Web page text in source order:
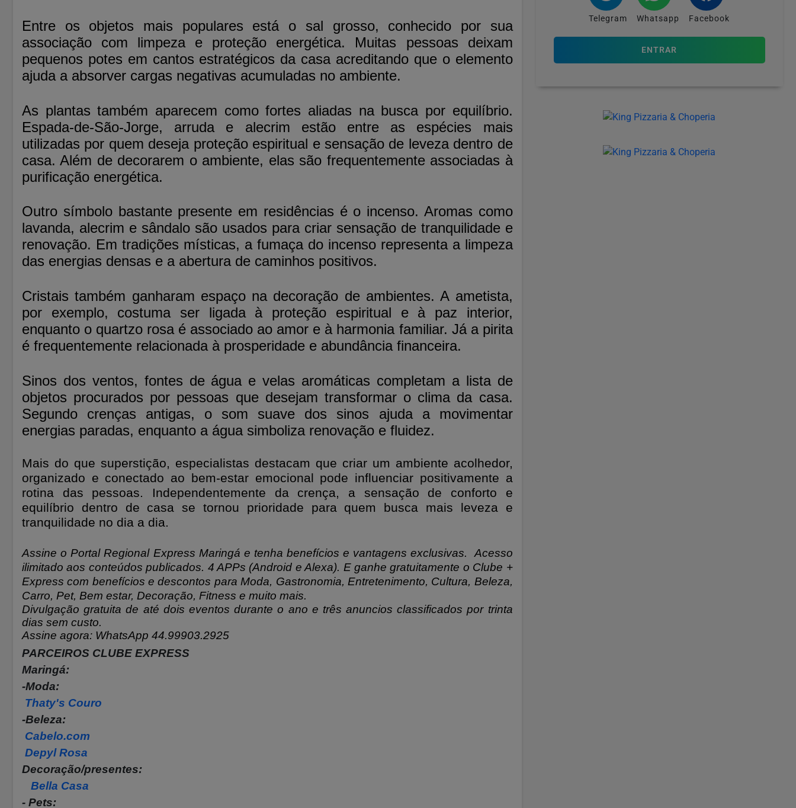
Entre os objetos mais populares está o sal grosso, conhecido por sua
associação com limpeza e proteção energética. Muitas pessoas deixam
pequenos potes em cantos estratégicos da casa acreditando que o elemento
ajuda a absorver cargas negativas acumuladas no ambiente.
As plantas também aparecem como fortes aliadas na busca por equilíbrio.
Espada-de-São-Jorge, arruda e alecrim estão entre as espécies mais
utilizadas por quem deseja proteção espiritual e sensação de leveza dentro de
casa. Além de decorarem o ambiente, elas são frequentemente associadas à
purificação energética.
Outro símbolo bastante presente em residências é o incenso. Aromas como
lavanda, alecrim e sândalo são usados para criar sensação de tranquilidade e
renovação. Em tradições místicas, a fumaça do incenso representa a limpeza
das energias densas e a abertura de caminhos positivos.
Cristais também ganharam espaço na decoração de ambientes. A ametista,
por exemplo, costuma ser ligada à proteção espiritual e à paz interior,
enquanto o quartzo rosa é associado ao amor e à harmonia familiar. Já a pirita
é frequentemente relacionada à prosperidade e abundância financeira.
Sinos dos ventos, fontes de água e velas aromáticas completam a lista de
objetos procurados por pessoas que desejam transformar o clima da casa.
Segundo crenças antigas, o som suave dos sinos ajuda a movimentar
energias paradas, enquanto a água simboliza renovação e fluidez.
Mais do que superstição, especialistas destacam que criar um ambiente acolhedor,
organizado e conectado ao bem-estar emocional pode influenciar positivamente a
rotina das pessoas. Independentemente da crença, a sensação de conforto e
equilíbrio dentro de casa se tornou prioridade para quem busca mais leveza e
tranquilidade no dia a dia.
Assine o Portal Regional Express Maringá e tenha benefícios e vantagens exclusivas.
Acesso
ilimitado aos conteúdos publicados. 4 APPs (Android e Alexa). E ganhe gratuitamente o Clube +
Express com benefícios e descontos para Moda, Gastronomia, Entretenimento, Cultura, Beleza,
Carro, Pet, Bem estar, Decoração, Fitness e muito mais.
Divulgação gratuita de até dois eventos durante o ano e três anuncios classificados por trinta
dias sem custo.
Assine agora: WhatsApp 44.99903.2925
PARCEIROS CLUBE EXPRESS
Maringá:
-Moda:
Thaty's Couro
-Beleza:
Cabelo.com
Depyl Rosa
Decoração/presentes:
Bella Casa
- Pets:
Telegram Whatsapp Facebook
ENTRAR